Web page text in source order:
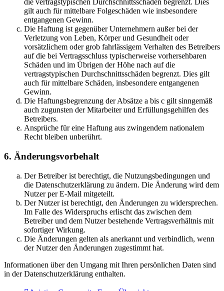
die vertragstypischen Durchschnittsschäden begrenzt. Dies
gilt auch für mittelbare Folgeschäden wie insbesondere
entgangenen Gewinn.
Die Haftung ist gegenüber Unternehmern außer bei der
Verletzung von Leben, Körper und Gesundheit oder
vorsätzlichem oder grob fahrlässigem Verhalten des Betreibers
auf die bei Vertragsschluss typischerweise vorhersehbaren
Schäden und im Übrigen der Höhe nach auf die
vertragstypischen Durchschnittsschäden begrenzt. Dies gilt
auch für mittelbare Schäden, insbesondere entgangenen
Gewinn.
Die Haftungsbegrenzung der Absätze a bis c gilt sinngemäß
auch zugunsten der Mitarbeiter und Erfüllungsgehilfen des
Betreibers.
Ansprüche für eine Haftung aus zwingendem nationalem
Recht bleiben unberührt.
6. Änderungsvorbehalt
Der Betreiber ist berechtigt, die Nutzungsbedingungen und
die Datenschutzerklärung zu ändern. Die Änderung wird dem
Nutzer per E-Mail mitgeteilt.
Der Nutzer ist berechtigt, den Änderungen zu widersprechen.
Im Falle des Widerspruchs erlischt das zwischen dem
Betreiber und dem Nutzer bestehende Vertragsverhältnis mit
sofortiger Wirkung.
Die Änderungen gelten als anerkannt und verbindlich, wenn
der Nutzer den Änderungen zugestimmt hat.
Informationen über den Umgang mit Ihren persönlichen Daten sind
in der Datenschutzerklärung enthalten.